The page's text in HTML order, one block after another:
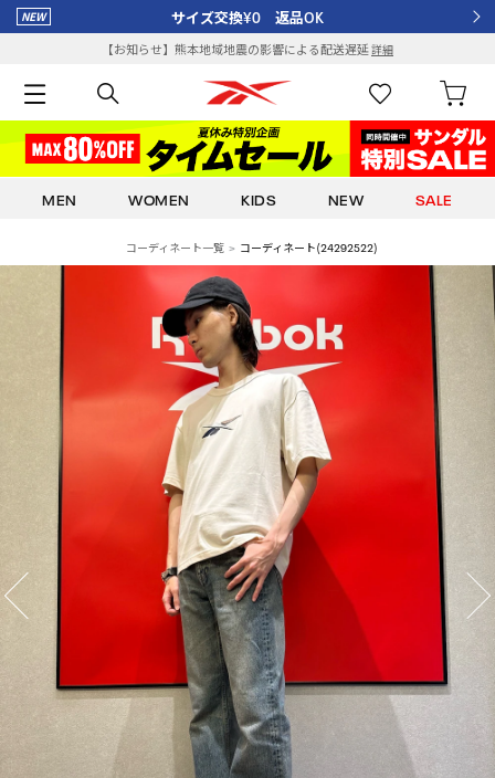
サイズ交換¥0 返品OK
【お知らせ】熊本地域地震の影響による配送遅延詳細
MEN WOMEN KIDS NEW SALE
コーディネート一覧 コーディネート(24292522)